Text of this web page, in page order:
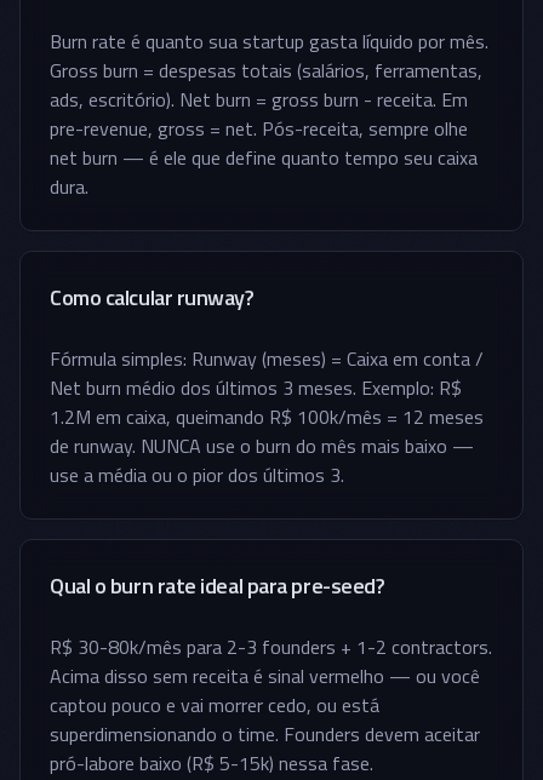
Burn rate é quanto sua startup gasta líquido por mês.
Gross burn = despesas totais (salários, ferramentas,
ads, escritório). Net burn = gross burn - receita. Em
pre-revenue, gross = net. Pós-receita, sempre olhe
net burn — é ele que define quanto tempo seu caixa
dura.
Como calcular runway?
Fórmula simples: Runway (meses) = Caixa em conta /
Net burn médio dos últimos 3 meses. Exemplo: R$
1.2M em caixa, queimando R$ 100k/mês = 12 meses
de runway. NUNCA use o burn do mês mais baixo —
use a média ou o pior dos últimos 3.
Qual o burn rate ideal para pre-seed?
R$ 30-80k/mês para 2-3 founders + 1-2 contractors.
Acima disso sem receita é sinal vermelho — ou você
captou pouco e vai morrer cedo, ou está
superdimensionando o time. Founders devem aceitar
pró-labore baixo (R$ 5-15k) nessa fase.